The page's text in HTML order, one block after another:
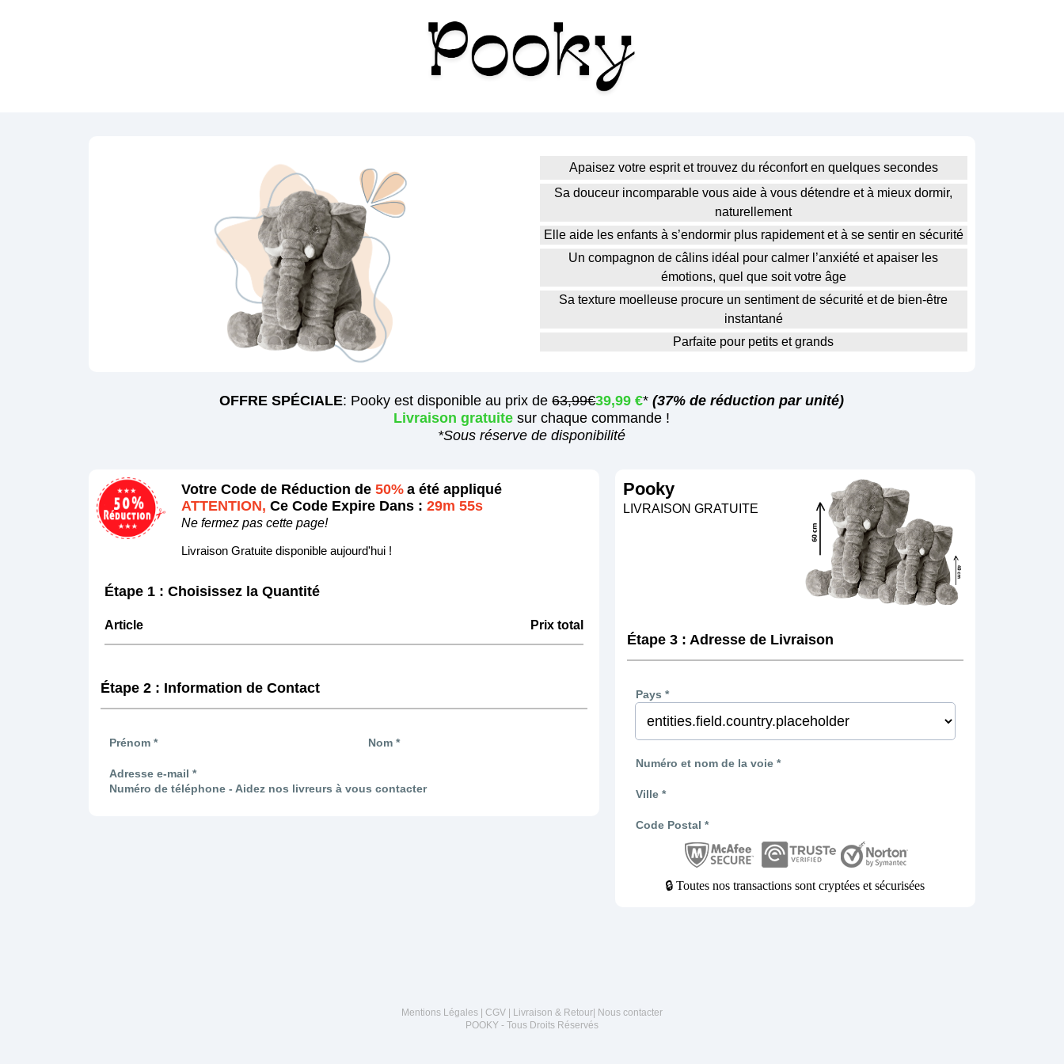
Apaisez votre esprit et trouvez du réconfort en quelques secondes
Sa douceur incomparable vous aide à vous détendre et à mieux dormir,
naturellement
Elle aide les enfants à s’endormir plus rapidement et à se sentir en sécurité
Un compagnon de câlins idéal pour calmer l’anxiété et apaiser les
émotions, quel que soit votre âge
Sa texture moelleuse procure un sentiment de sécurité et de bien-être
instantané
Parfaite pour petits et grands
OFFRE SPÉCIALE: Pooky est disponible au prix de63,99€39,99 €*(37% de réduction par unité)
Livraison gratuite sur chaque commande !
*Sous réserve de disponibilité
Votre Code de Réduction de50% a été appliqué
ATTENTION,Ce Code Expire Dans :29m 55s
Ne fermez pas cette page!
Livraison Gratuite disponible aujourd'hui !
Étape 1 : Choisissez la Quantité
Article Prix total
Étape 2 : Information de Contact
Prénom * Nom *
Adresse e-mail *
Numéro de téléphone - Aidez nos livreurs à vous contacter
Pooky
LIVRAISON GRATUITE
Étape 3 : Adresse de Livraison
Pays *
Numéro et nom de la voie *
Ville *
Code Postal *
🔒 Toutes nos transactions sont cryptées et sécurisées
Mentions Légales| CGV| Livraison & Retour| Nous contacter
POOKY - Tous Droits Réservés